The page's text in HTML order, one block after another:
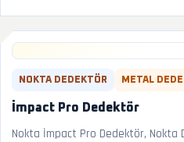
NOKTA DEDEKTÖR METAL
İmpact Pro Dedektör
Nokta İmpact Pro Dedektör, Nokta